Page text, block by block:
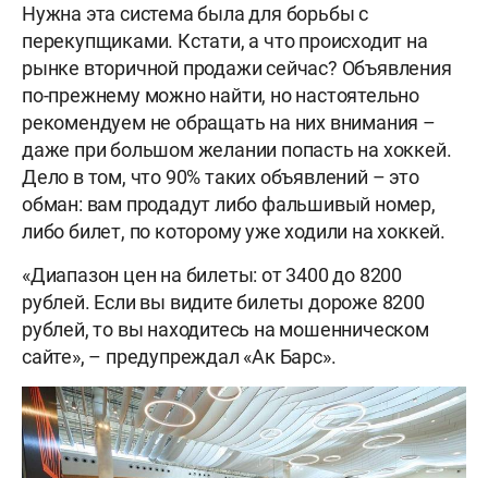
Нужна эта система была для борьбы с
перекупщиками. Кстати, а что происходит на
рынке вторичной продажи сейчас? Объявления
по-прежнему можно найти, но настоятельно
рекомендуем не обращать на них внимания –
даже при большом желании попасть на хоккей.
Дело в том, что 90% таких объявлений – это
обман: вам продадут либо фальшивый номер,
либо билет, по которому уже ходили на хоккей.
«Диапазон цен на билеты: от 3400 до 8200
рублей. Если вы видите билеты дороже 8200
рублей, то вы находитесь на мошенническом
сайте», – предупреждал «Ак Барс».